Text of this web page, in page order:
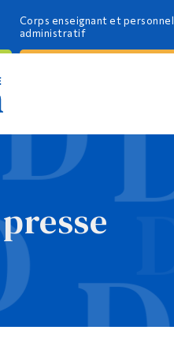
Corps enseignant et personnel
administratif